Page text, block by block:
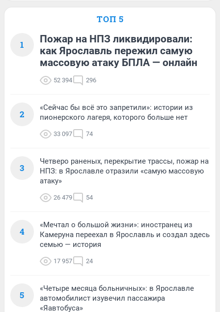
ТОП 5
1
Пожар на НПЗ ликвидировали:
как Ярославль пережил самую
массовую атаку БПЛА — онлайн
52 394 296
2
«Сейчас бы всё это запретили»: истории из
пионерского лагеря, которого больше нет
33 097 74
3
Четверо раненых, перекрытие трассы, пожар на
НПЗ: в Ярославле отразили «самую массовую
атаку»
26 479 54
4
«Мечтал о большой жизни»: иностранец из
Камеруна переехал в Ярославль и создал здесь
семью — история
17 957 24
5
«Четыре месяца больничных»: в Ярославле
автомобилист изувечил пассажира
«Яавтобуса»